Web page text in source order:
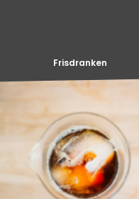
Frisdranken